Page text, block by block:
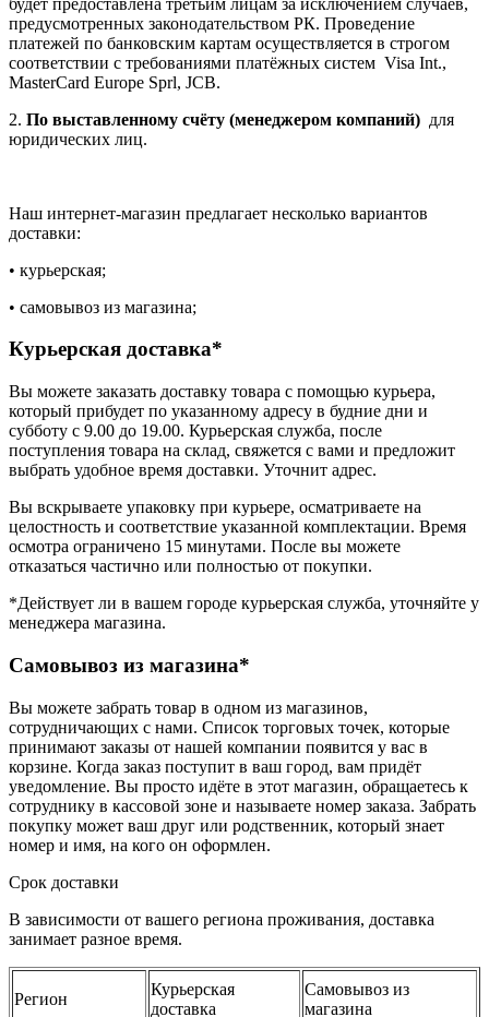
предусмотренных законодательством РК. Проведение
платежей по банковским картам осуществляется в строгом
соответствии с требованиями платёжных систем Visa Int.,
MasterCard Europe Sprl, JCB.
2. По выставленному счёту (менеджером компаний) для
юридических лиц.
Наш интернет-магазин предлагает несколько вариантов
доставки:
• курьерская;
• самовывоз из магазина;
Курьерская доставка*
Вы можете заказать доставку товара с помощью курьера,
который прибудет по указанному адресу в будние дни и
субботу с 9.00 до 19.00. Курьерская служба, после
поступления товара на склад, свяжется с вами и предложит
выбрать удобное время доставки. Уточнит адрес.
Вы вскрываете упаковку при курьере, осматриваете на
целостность и соответствие указанной комплектации. Время
осмотра ограничено 15 минутами. После вы можете
отказаться частично или полностью от покупки.
*Действует ли в вашем городе курьерская служба, уточняйте у
менеджера магазина.
Самовывоз из магазина*
Вы можете забрать товар в одном из магазинов,
сотрудничающих с нами. Список торговых точек, которые
принимают заказы от нашей компании появится у вас в
корзине. Когда заказ поступит в ваш город, вам придёт
уведомление. Вы просто идёте в этот магазин, обращаетесь к
сотруднику в кассовой зоне и называете номер заказа. Забрать
покупку может ваш друг или родственник, который знает
номер и имя, на кого он оформлен.
Срок доставки
В зависимости от вашего региона проживания, доставка
занимает разное время.
Регион
Курьерская
доставка
Самовывоз из
магазина